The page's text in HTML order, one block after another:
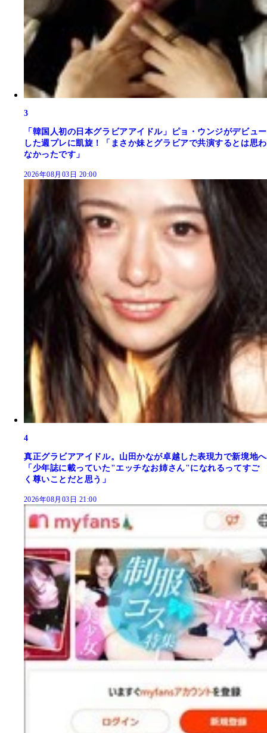
3
「韓国人初の日本グラビアアイドル」ピョ・ウンジがデビュー
した週プレに凱旋！「まさか妹とグラビアで共演するとは思わ
なかったです」
2026年08月03日 20:00
4
真正グラビアアイドル。山田かなが卓越した表現力で新境地へ
「少年誌に載っていた"エッチなお姉さん"になれるってすご
く尊いことだと思う」
2026年08月03日 21:00